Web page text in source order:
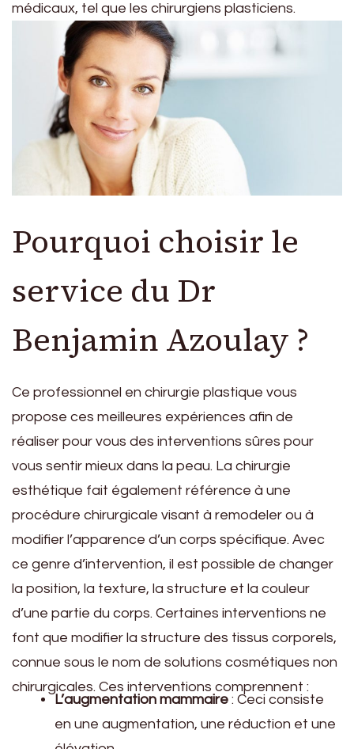
médicaux, tel que les chirurgiens plasticiens.
Pourquoi choisir le
service du Dr
Benjamin Azoulay ?
Ce professionnel en chirurgie plastique vous
propose ces meilleures expériences afin de
réaliser pour vous des interventions sûres pour
vous sentir mieux dans la peau. La chirurgie
esthétique fait également référence à une
procédure chirurgicale visant à remodeler ou à
modifier l’apparence d’un corps spécifique. Avec
ce genre d’intervention, il est possible de changer
la position, la texture, la structure et la couleur
d’une partie du corps. Certaines interventions ne
font que modifier la structure des tissus corporels,
connue sous le nom de solutions cosmétiques non
chirurgicales. Ces interventions comprennent :
L’augmentation mammaire : Ceci consiste
en une augmentation, une réduction et une